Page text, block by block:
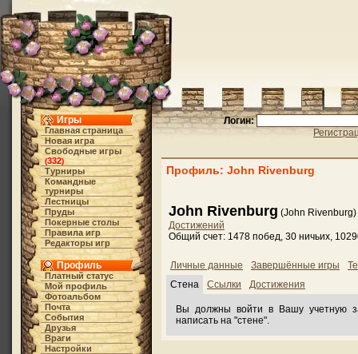
Игры
Главная страница
Новая игра
Свободные игры
(332)
Турниры
Командные
турниры
Лестницы
Пруды
Покерные столы
Правила игр
Редакторы игр
Профиль
Платный статус
Мой профиль
Фотоальбом
Почта
События
Друзья
Враги
Настройки
Логин:
Профиль: John Rivenburg
John Rivenburg (John
Достижений
Общий счет: 1478 побед, 30 ничьих,
Личные данные Завершённые игры
Стена
Ссылки Достижения
Вы должны войти в Вашу учетную
написать на "стене".